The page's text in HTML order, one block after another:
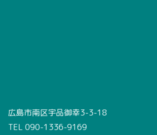
広島市南区宇品御幸3-3-18
TEL 090-1336-9169